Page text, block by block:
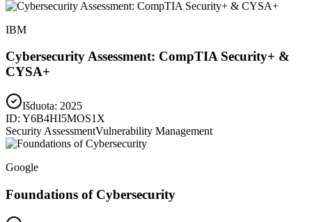
IBM
Cybersecurity Assessment: CompTIA Security+ &
CYSA+
Išduota: 2025
ID: Y6B4HI5MOS1X
Security AssessmentVulnerability Management
Google
Foundations of Cybersecurity